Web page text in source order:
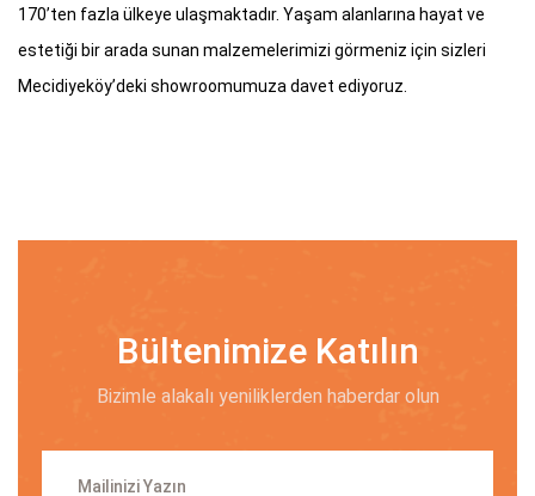
170’ten fazla ülkeye ulaşmaktadır. Yaşam alanlarına hayat ve
estetiği bir arada sunan malzemelerimizi görmeniz için sizleri
Mecidiyeköy’deki showroomumuza davet ediyoruz.
Bültenimize Katılın
Bizimle alakalı yeniliklerden haberdar olun